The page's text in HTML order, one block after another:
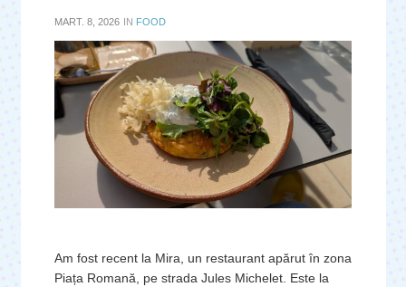
MART. 8, 2026 IN FOOD
Am fost recent la Mira, un restaurant apărut în zona
Piața Romană, pe strada Jules Michelet. Este la